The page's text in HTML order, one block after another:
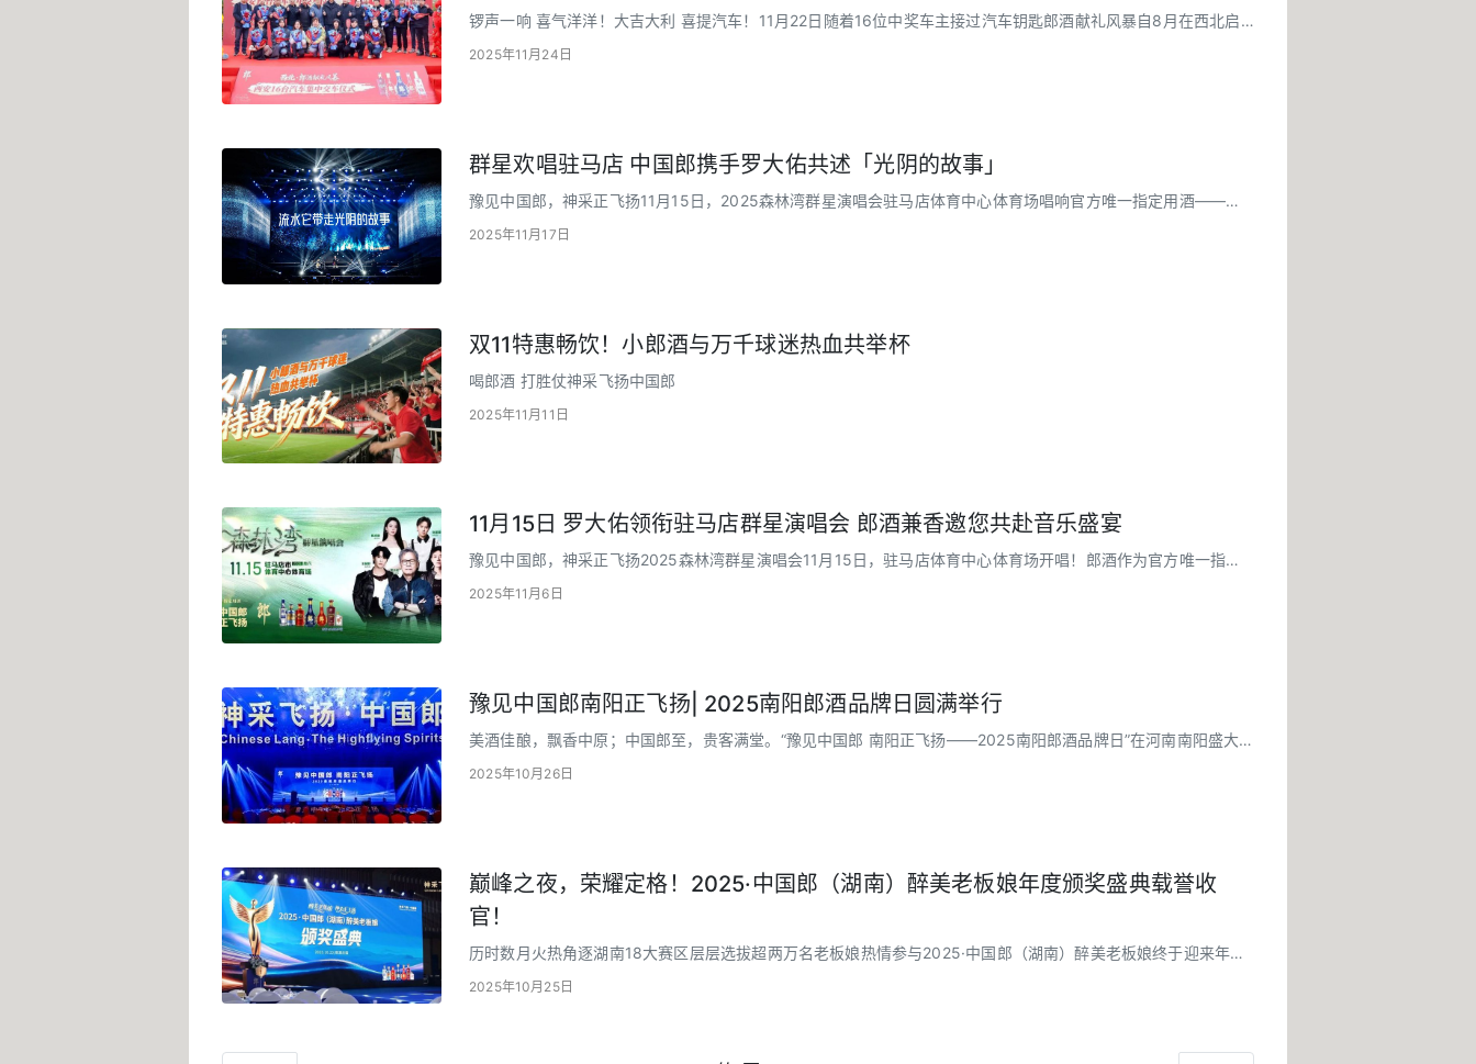
锣声一响 喜气洋洋！大吉大利 喜提汽车！11月22日随着16位中奖车主接过汽车钥匙郎酒献礼风暴自8月在西北启
幕以来规模最大、人数最多的一场专属交车仪式圆满落幕
2025年11月24日
群星欢唱驻马店 中国郎携手罗大佑共述「光阴的故事」
豫见中国郎，神采正飞扬11月15日，2025森林湾群星演唱会驻马店体育中心体育场唱响官方唯一指定用酒——郎
酒以时光沉淀的美酒携手罗大佑、王赫野等跨时代群星
2025年11月17日
双11特惠畅饮！小郎酒与万千球迷热血共举杯
喝郎酒 打胜仗神采飞扬中国郎
2025年11月11日
11月15日 罗大佑领衔驻马店群星演唱会 郎酒兼香邀您共赴音乐盛宴
豫见中国郎，神采正飞扬2025森林湾群星演唱会11月15日，驻马店体育中心体育场开唱！郎酒作为官方唯一指定
用酒以购酒赠票礼遇邀你共赴美酒与音乐碰撞的盛宴
2025年11月6日
豫见中国郎南阳正飞扬| 2025南阳郎酒品牌日圆满举行
美酒佳酿，飘香中原；中国郎至，贵客满堂。“豫见中国郎 南阳正飞扬——2025南阳郎酒品牌日”在河南南阳盛大
启幕。
2025年10月26日
巅峰之夜，荣耀定格！2025·中国郎（湖南）醉美老板娘年度颁奖盛典载誉收
官！
历时数月火热角逐湖南18大赛区层层选拔超两万名老板娘热情参与2025·中国郎（湖南）醉美老板娘终于迎来年度
颁奖盛典！
2025年10月25日